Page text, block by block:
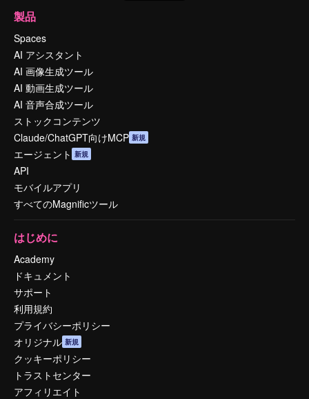
製品
Spaces
AI アシスタント
AI 画像生成ツール
AI 動画生成ツール
AI 音声合成ツール
ストックコンテンツ
Claude/ChatGPT向けMCP 新規
エージェント 新規
API
モバイルアプリ
すべてのMagnificツール
はじめに
Academy
ドキュメント
サポート
利用規約
プライバシーポリシー
オリジナル 新規
クッキーポリシー
トラストセンター
アフィリエイト